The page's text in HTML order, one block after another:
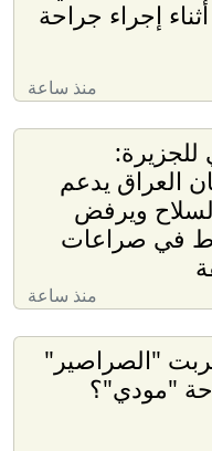
أثناء إجراء جراحة
منذ ساعة
للجزيرة:
العراق يدعم
ويرفض
في صراعات
منذ ساعة
"الصراصير"
"مودي"؟